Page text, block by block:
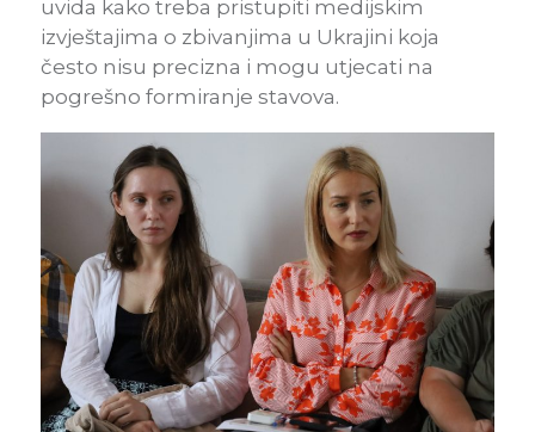
uvida kako treba pristupiti medijskim
izvještajima o zbivanjima u Ukrajini koja
često nisu precizna i mogu utjecati na
pogrešno formiranje stavova.